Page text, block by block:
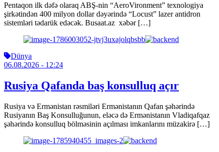
Pentaqon ilk dəfə olaraq ABŞ-nin “AeroVironment” texnologiya
şirkətindən 400 milyon dollar dəyərində “Locust” lazer antidron
sistemləri tədarük edəcək. Busaat.az xəbər […]
Dünya
06.08.2026 - 12:24
Rusiya Qafanda baş konsulluq açır
Rusiya və Ermənistan rəsmiləri Ermənistanın Qafan şəhərində
Rusiyanın Baş Konsulluğunun, eləcə də Ermənistanın Vladiqafqaz
şəhərində konsulluq bölməsinin açılması imkanlarını müzakirə […]